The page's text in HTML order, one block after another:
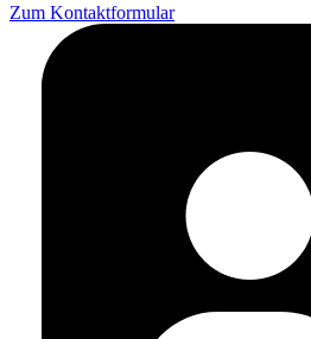
Zum Kontaktformular